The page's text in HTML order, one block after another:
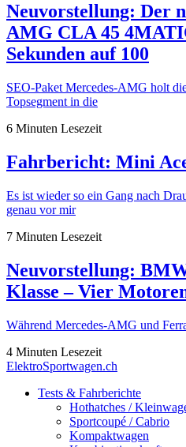
Neuvorstellung: Der
AMG CLA 45
Sekunden auf 100
SEO-Paket Mercedes-AMG holt
Topsegment in die
6 Minuten Lesezeit
Fahrbericht: Mini
Es ist wieder so ein Gang nach
genau vor mir
7 Minuten Lesezeit
Neuvorstellung:
Klasse – Vier
Während Mercedes-AMG und
4 Minuten Lesezeit
ElektroSportwagen.ch
Tests & Fahrberichte
Hothatches /
Sportcoupé / Cabrio
Kompaktwagen